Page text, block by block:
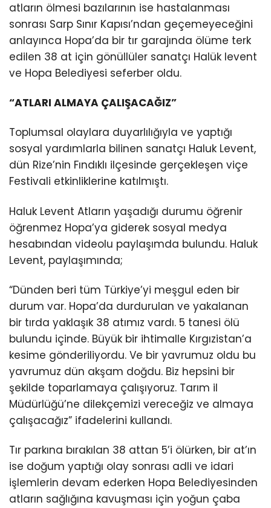
atların ölmesi bazılarının ise hastalanması
sonrası Sarp Sınır Kapısı’ndan geçemeyeceğini
anlayınca Hopa’da bir tır garajında ölüme terk
edilen 38 at için gönüllüler sanatçı Halük levent
ve Hopa Belediyesi seferber oldu.
“ATLARI ALMAYA ÇALIŞACAĞIZ”
Toplumsal olaylara duyarlılığıyla ve yaptığı
sosyal yardımlarla bilinen sanatçı Haluk Levent,
dün Rize’nin Fındıklı ilçesinde gerçekleşen viçe
Festivali etkinliklerine katılmıştı.
Haluk Levent Atların yaşadığı durumu öğrenir
öğrenmez Hopa’ya giderek sosyal medya
hesabından videolu paylaşımda bulundu. Haluk
Levent, paylaşımında;
“Dünden beri tüm Türkiye’yi meşgul eden bir
durum var. Hopa’da durdurulan ve yakalanan
bir tırda yaklaşık 38 atımız vardı. 5 tanesi ölü
bulundu içinde. Büyük bir ihtimalle Kırgızistan’a
kesime gönderiliyordu. Ve bir yavrumuz oldu bu
yavrumuz dün akşam doğdu. Biz hepsini bir
şekilde toparlamaya çalışıyoruz. Tarım il
Müdürlüğü’ne dilekçemizi vereceğiz ve almaya
çalışacağız” ifadelerini kullandı.
Tır parkına bırakılan 38 attan 5’i ölürken, bir at’ın
ise doğum yaptığı olay sonrası adli ve idari
işlemlerin devam ederken Hopa Belediyesinden
atların sağlığına kavuşması için yoğun çaba